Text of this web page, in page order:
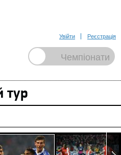
Увійти Реєстрація
тур